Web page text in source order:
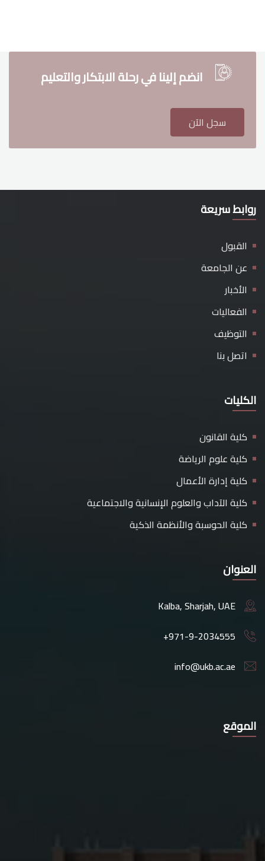
انضم إلينا في رحلة الابتكار والتعليم
سجل الآن
روابط سريعة
القبول
عن الجامعة
الأخبار
الفعاليات
التوظيف
اتصل بنا
الكليات
كلية القانون
كلية علوم الرياضة
كلية إدارة الأعمال
كلية الآداب والعلوم الإنسانية والاجتماعية
كلية الحوسبة والأنظمة الذكية
العنوان
Kalba, Sharjah, UAE
+971-9-2034555
info@ukb.ac.ae
الموقع